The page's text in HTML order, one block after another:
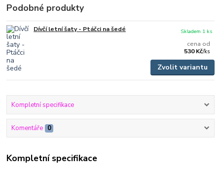
Podobné produkty
Dívčí letní šaty - Ptáčci na šedé
cena od
530 Kč/ks
Skladem 1 ks
Zvolit variantu
Kompletní specifikace
Komentáře 0
Kompletní specifikace